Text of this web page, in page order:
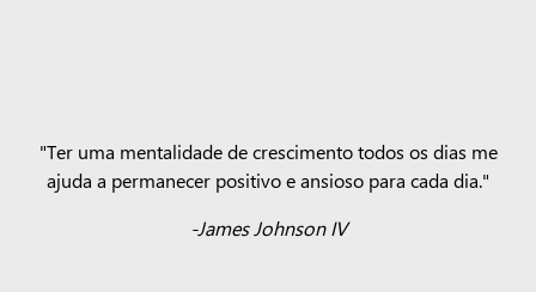
"Ter uma mentalidade de crescimento todos os dias me
ajuda a permanecer positivo e ansioso para cada dia."
-James Johnson IV